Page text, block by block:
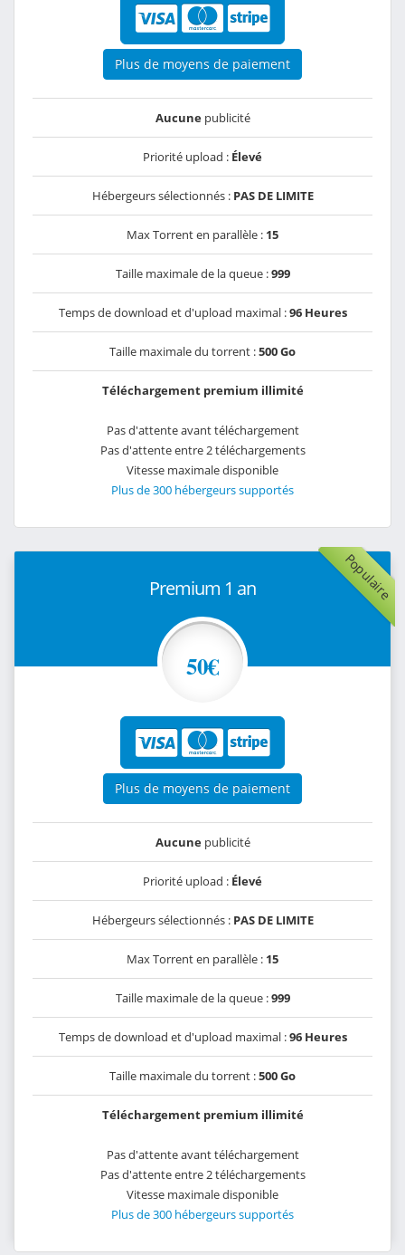
Plus de moyens de paiement
Aucunepublicité
Priorité upload : Élevé
Hébergeurs sélectionnés : PAS DE LIMITE
Max Torrent en parallèle : 15
Taille maximale de la queue :999
Temps de download et d'upload maximal :96 Heures
Taille maximale du torrent :500 Go
Téléchargement premium illimité
Pas d'attente avant téléchargement
Pas d'attente entre 2 téléchargements
Vitesse maximale disponible
Plus de 300 hébergeurs supportés
Populaire
Premium 1 an
50€
Plus de moyens de paiement
Aucunepublicité
Priorité upload : Élevé
Hébergeurs sélectionnés : PAS DE LIMITE
Max Torrent en parallèle : 15
Taille maximale de la queue :999
Temps de download et d'upload maximal :96 Heures
Taille maximale du torrent :500 Go
Téléchargement premium illimité
Pas d'attente avant téléchargement
Pas d'attente entre 2 téléchargements
Vitesse maximale disponible
Plus de 300 hébergeurs supportés